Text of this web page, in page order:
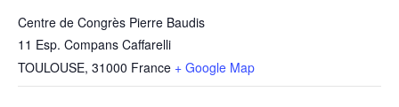
Centre de Congrès Pierre Baudis
11 Esp. Compans Caffarelli
TOULOUSE, 31000 France + Google Map